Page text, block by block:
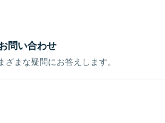
問い合わせ
まな疑問にお答えします。